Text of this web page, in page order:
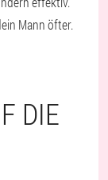
Mann öfter.
DIE